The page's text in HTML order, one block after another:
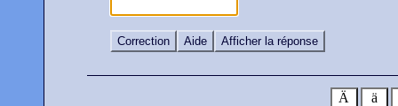
Correction Aide Afficher la réponse
Ä ä